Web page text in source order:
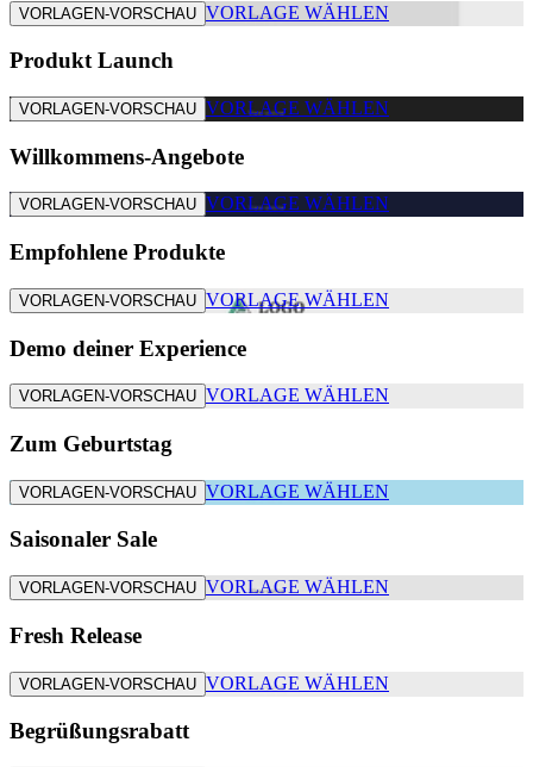
VORLAGEN-VORSCHAU VORLAGE WÄHLEN
Produkt Launch
VORLAGEN-VORSCHAU VORLAGE WÄHLEN
Willkommens-Angebote
VORLAGEN-VORSCHAU VORLAGE WÄHLEN
Empfohlene Produkte
VORLAGEN-VORSCHAU VORLAGE WÄHLEN
Demo deiner Experience
VORLAGEN-VORSCHAU VORLAGE WÄHLEN
Zum Geburtstag
VORLAGEN-VORSCHAU VORLAGE WÄHLEN
Saisonaler Sale
VORLAGEN-VORSCHAU VORLAGE WÄHLEN
Fresh Release
VORLAGEN-VORSCHAU VORLAGE WÄHLEN
Begrüßungsrabatt